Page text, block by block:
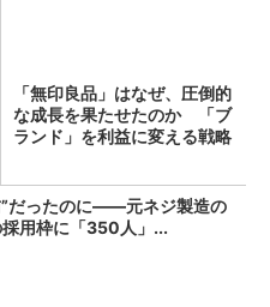
「無印良品」はなぜ、圧倒的
な成長を果たせたのか 「ブ
ランド」を利益に変える戦略
”だったのに――元ネジ製造の
用枠に「350人」...